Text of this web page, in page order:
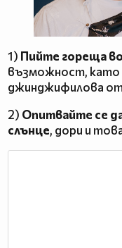
1) Пийте гореща
възможност, като
джинджифилова
2) Опитвайте се
слънце, дори и